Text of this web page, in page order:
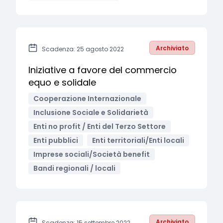
Scadenza: 25 agosto 2022 Archiviato
Iniziative a favore del commercio
equo e solidale
Cooperazione Internazionale
Inclusione Sociale e Solidarietà
Enti no profit / Enti del Terzo Settore
Enti pubblici
Enti territoriali/Enti locali
Imprese sociali/Società benefit
Bandi regionali / locali